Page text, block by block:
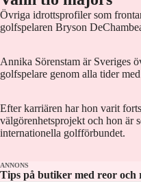
Övriga idrottsprofiler som
golfspelaren Bryson
Annika Sörenstam är Sveriges
golfspelare genom alla tider
Efter karriären har hon varit
välgörenhetsprojekt och hon är
internationella golfförbundet.
ANNONS
Tips på butiker med reor och